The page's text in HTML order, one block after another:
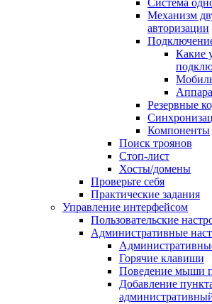
Система
Механизм
авторизации
Какие
Резервные
Компоненты
Поиск троянов
Стоп-лист
Хосты/домены
Проверьте себя
Практические задания
Управление интерфейсом
Пользовательские
Административные
Горячие клавиши
Поведение мыши
Добавление